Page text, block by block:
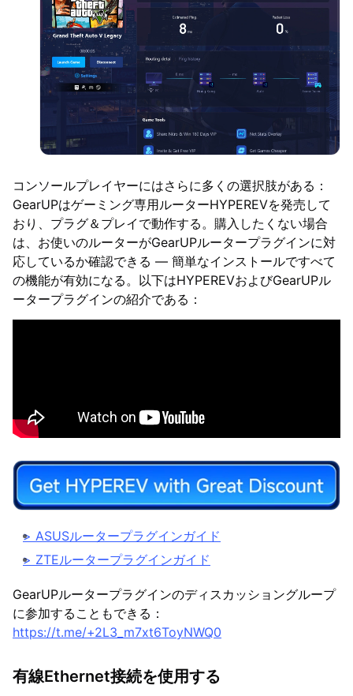
コンソールプレイヤーにはさらに多くの選択肢がある：
GearUPはゲーミング専用ルーターHYPEREVを発売して
おり、プラグ＆プレイで動作する。購入したくない場合
は、お使いのルーターがGearUPルータープラグインに対
応しているか確認できる — 簡単なインストールですべて
の機能が有効になる。以下はHYPEREVおよびGearUPル
ータープラグインの紹介である：
> ASUSルータープラグインガイド
> ZTEルータープラグインガイド
GearUPルータープラグインのディスカッショングループ
に参加することもできる：
https://t.me/+2L3_m7xt6ToyNWQ0
有線Ethernet接続を使用する